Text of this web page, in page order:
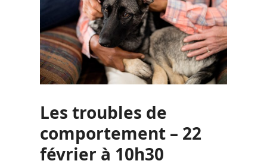
Les troubles de
comportement – 22
février à 10h30